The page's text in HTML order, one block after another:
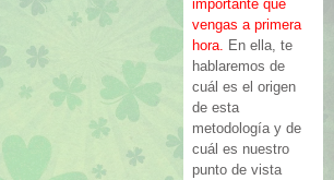
importante que
vengas a primera
hora. En ella, te
hablaremos de
cuál es el origen
de esta
metodología y de
cuál es nuestro
punto de vista